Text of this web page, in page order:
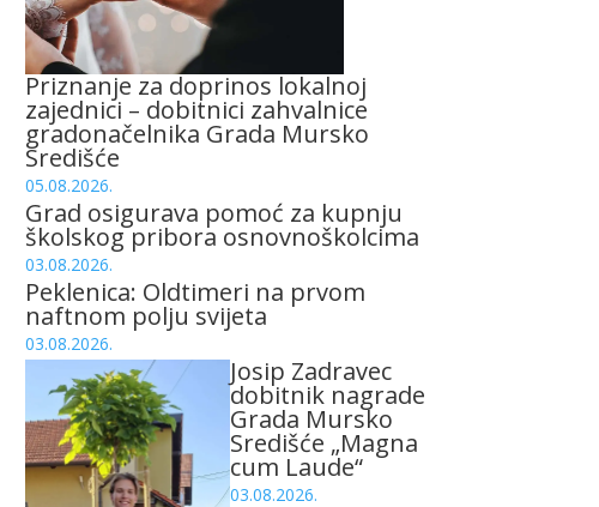
Priznanje za doprinos lokalnoj
zajednici – dobitnici zahvalnice
gradonačelnika Grada Mursko
Središće
05.08.2026.
Grad osigurava pomoć za kupnju
školskog pribora osnovnoškolcima
03.08.2026.
Peklenica: Oldtimeri na prvom
naftnom polju svijeta
03.08.2026.
Josip Zadravec
dobitnik nagrade
Grada Mursko
Središće „Magna
cum Laude“
03.08.2026.